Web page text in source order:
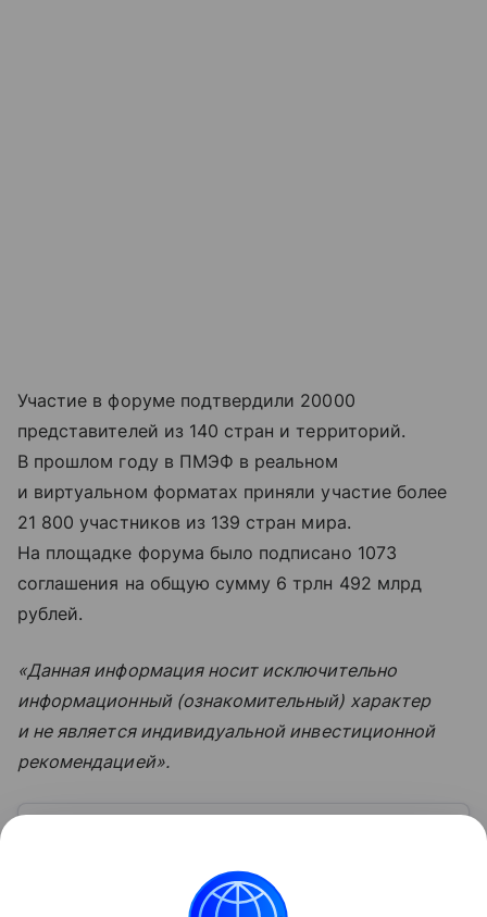
Участие в форуме подтвердили 20000
представителей из 140 стран и территорий.
В прошлом году в ПМЭФ в реальном
и виртуальном форматах приняли участие более
21 800 участников из 139 стран мира.
На площадке форума было подписано 1073
соглашения на общую сумму 6 трлн 492 млрд
рублей.
«Данная информация носит исключительно
информационный (ознакомительный) характер
и не является индивидуальной инвестиционной
рекомендацией».
Перед выпуском новой продукции важно